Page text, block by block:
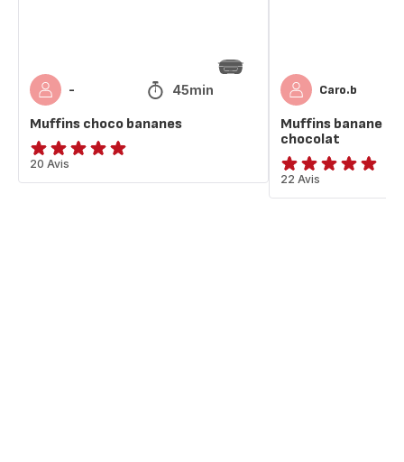
- 45min
Muffins choco bananes
ratings.4.9
20 Avis
Caro.b
Muffins banane &
chocolat
ratings.4.9
22 Avis